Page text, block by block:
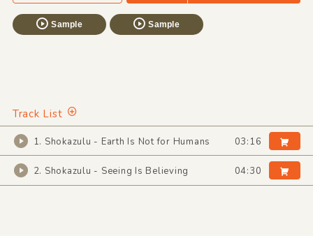
Sample Sample
Track List
1. Shokazulu - Earth Is Not for Humans 03:16
2. Shokazulu - Seeing Is Believing 04:30